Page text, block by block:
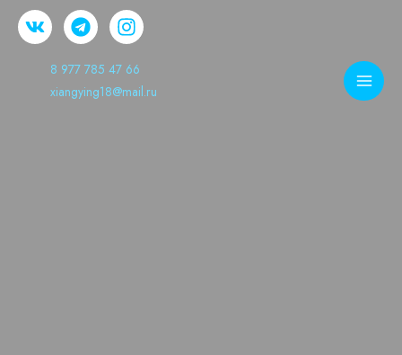
8 977 785 47 66
xiangying18@mail.ru